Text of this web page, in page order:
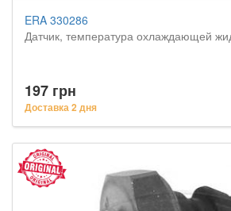
ERA 330286
Датчик, температура охлаждающей
197 грн
Доставка 2 дня